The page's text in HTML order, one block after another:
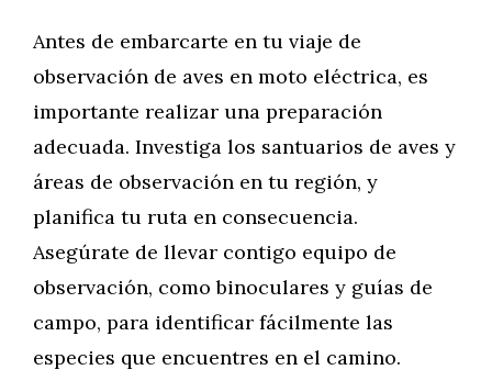
Antes de embarcarte en tu viaje de
observación de aves en moto eléctrica, es
importante realizar una preparación
adecuada. Investiga los santuarios de aves y
áreas de observación en tu región, y
planifica tu ruta en consecuencia.
Asegúrate de llevar contigo equipo de
observación, como binoculares y guías de
campo, para identificar fácilmente las
especies que encuentres en el camino.